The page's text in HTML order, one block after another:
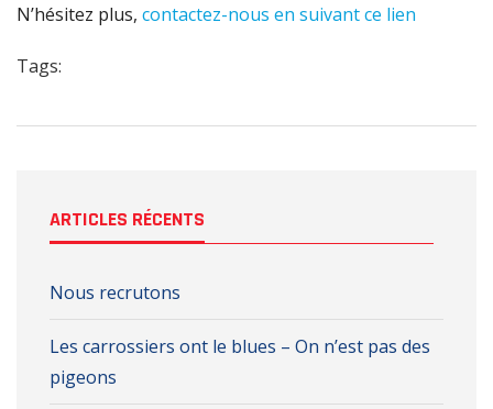
N’hésitez plus, contactez-nous en suivant ce lien
Tags:
ARTICLES RÉCENTS
Nous recrutons
Les carrossiers ont le blues – On n’est pas des
pigeons